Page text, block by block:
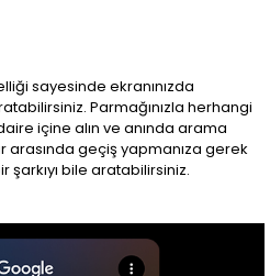
sayesinde ekranınızda
Parmağınızla herhangi
içine alın ve anında arama
arasında geçiş yapmanıza gerek
bile aratabilirsiniz.